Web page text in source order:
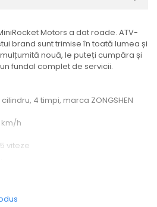
Motors a dat roade. ATV-
brand sunt trimise în toată lumea și
nouă, le puteți cumpăra și
fundal complet de servicii.
4 timpi, marca ZONGSHEN
km/h
viteze
electric
18